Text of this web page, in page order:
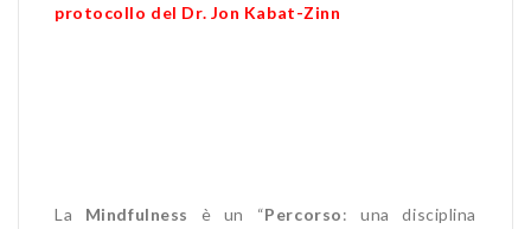
protocollo del Dr. Jon Kabat-Zinn
La Mindfulness è un “Percorso: una disciplina